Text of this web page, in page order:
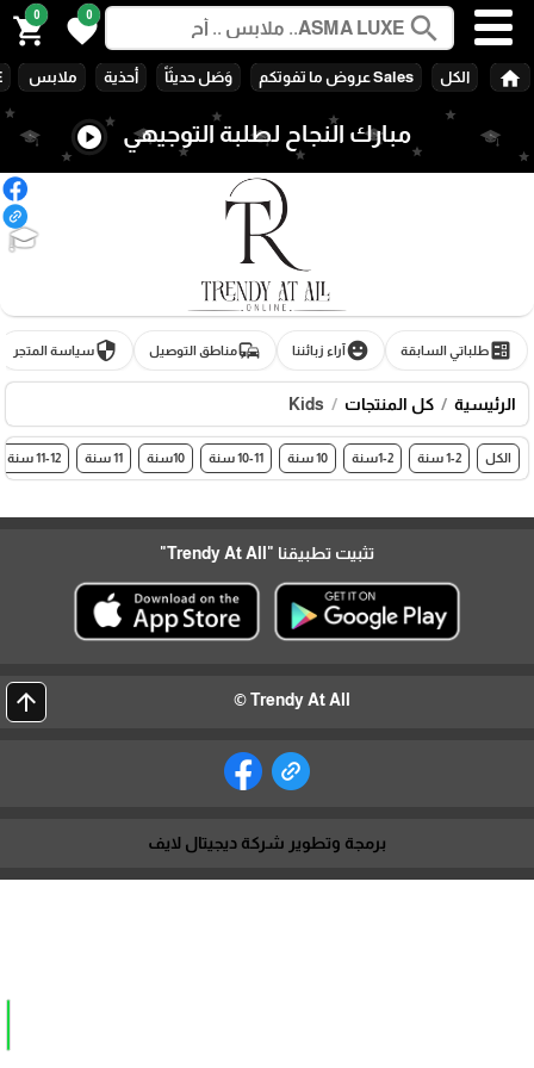
search
0
favorite
0
shopping_cart
home الكل Sales عروض ما تفوتكم وَصَل حديثَاً أحذية ملابس
مبارك النجاح لطلبة التوجيهي play_circle
🎓
ballotطلباتي السابقة emoji_emotionsآراء زبائننا commuteمناطق التوصيل securityسياسة المتجر
الرئيسية كل المنتجات Kids
الكل 1-2 سنة 1-2سنة 10 سنة 10-11 سنة 10سنة 11 سنة 11-12 سنة
تثبيت تطبيقنا "Trendy At All"
Trendy At All ©
arrow_upward
برمجة وتطوير شركة ديجيتال لايف